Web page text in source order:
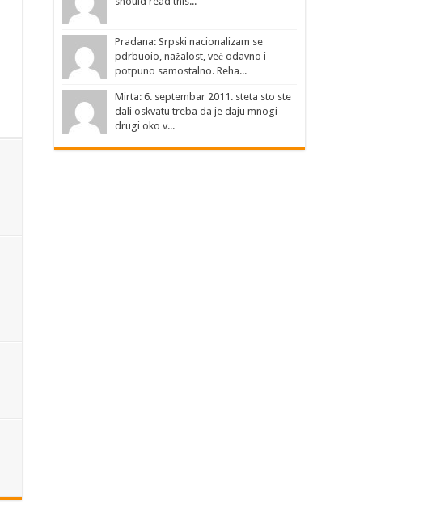
Pradana: Srpski nacionalizam se
pdrbuoio, nažalost, već odavno i
potpuno samostalno. Reha...
Mirta: 6. septembar 2011. steta sto ste
dali oskvatu treba da je daju mnogi
drugi oko v...